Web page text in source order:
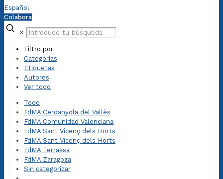
Español
Colabora
✕
Filtro por
Categorías
Etiquetas
Autores
Ver todo
Todo
FdMA Cerdanyola del Vallès
FdMA Comunidad Valenciana
FdMA Sant Vicenç dels Horts
FdMA Sant Vicenç dels Horts
FdMA Terrassa
FdMA Zaragoza
Sin categorizar